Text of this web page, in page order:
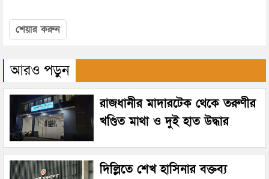
শেয়ার করুন
আরও পড়ুন
রাজধানীর মাদারটেক থেকে তরুণীর
খণ্ডিত মাথা ও দুই হাত উদ্ধার
দিল্লিতে শেখ হাসিনার বক্তব্য